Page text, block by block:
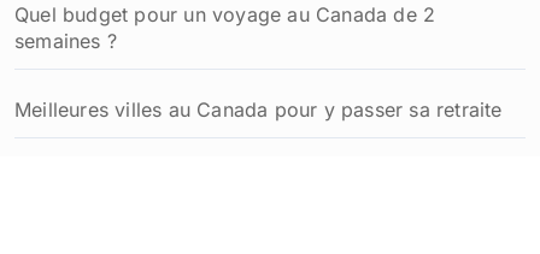
Quel budget pour un voyage au Canada de 2
semaines ?
Meilleures villes au Canada pour y passer sa retraite